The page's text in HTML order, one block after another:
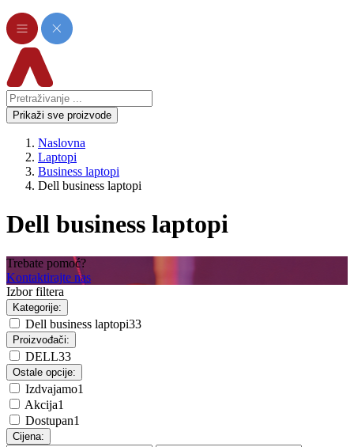
Prikaži sve proizvode
Naslovna
Laptopi
Business laptopi
Dell business laptopi
Dell business laptopi
Trebate pomoć?
Kontaktirajte nas
Izbor filtera
Kategorije:
Dell business laptopi33
Proizvođači:
DELL33
Ostale opcije:
Izdvajamo1
Akcija1
Dostupan1
Cijena: